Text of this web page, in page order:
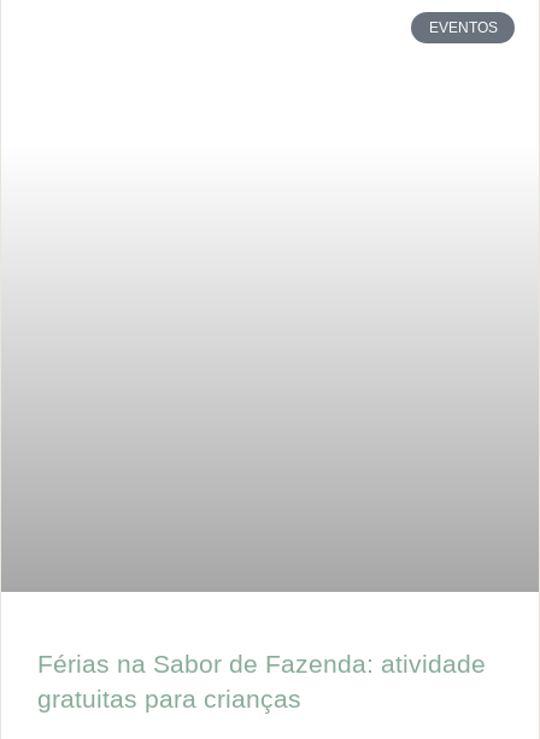
EVENTOS
Férias na Sabor de Fazenda: atividade
gratuitas para crianças